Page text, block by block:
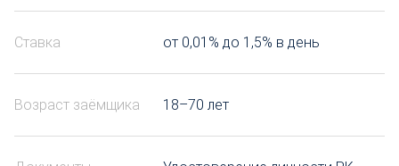
Ставка от 0,01% до 1,5% в день
Возраст заёмщика 18–70 лет